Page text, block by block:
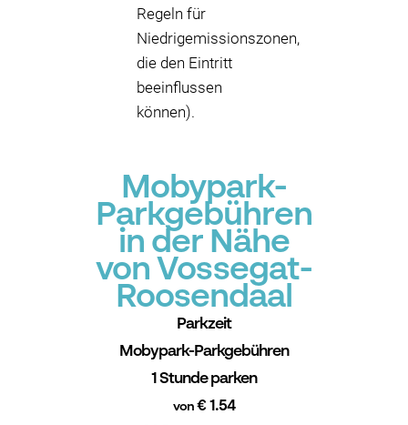
Regeln für
Niedrigemissionszonen,
die den Eintritt
beeinflussen
können).
Mobypark-
Parkgebühren
in der Nähe
von Vossegat-
Roosendaal
Parkzeit
Mobypark-Parkgebühren
1 Stunde parken
von € 1.54